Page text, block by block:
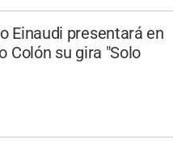
Einaudi presentará en
Colón su gira "Solo